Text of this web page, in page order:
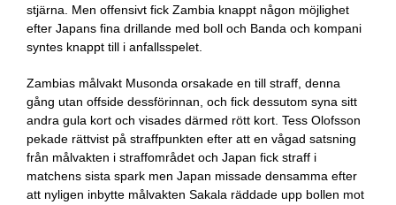
stjärna. Men offensivt fick Zambia knappt någon möjlighet
efter Japans fina drillande med boll och Banda och kompani
syntes knappt till i anfallsspelet.
Zambias målvakt Musonda orsakade en till straff, denna
gång utan offside dessförinnan, och fick dessutom syna sitt
andra gula kort och visades därmed rött kort. Tess Olofsson
pekade rättvist på straffpunkten efter att en vågad satsning
från målvakten i straffområdet och Japan fick straff i
matchens sista spark men Japan missade densamma efter
att nyligen inbytte målvakten Sakala räddade upp bollen mot